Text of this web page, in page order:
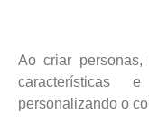
Ao criar
características
personalizando o